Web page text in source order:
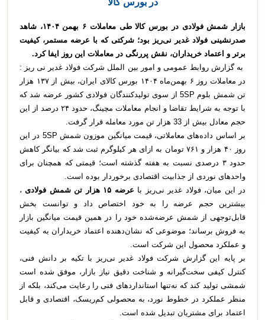
در بورس کالا
بازار شمش فولادی در بورس کالا طی معاملات ۶ بهمن ۱۴۰۴، شاهد
صدرنشینی فولاد غدیر نی‌ریز بود؛ شرکتی که با عرضه مستمر، کیفیت
برتر و اعتماد خریداران، نقش پررنگی در معاملات این روز ایفا کرد.
به گزارش روابط عمومی و امور بین الملل شرکت فولاد غدیر نی ریز :
در معاملات روز ۶ بهمن‌ماه ۱۴۰۴ بورس کالای ایران، بیش از ۱۳۷ هزار
تن شمش بلوم 5SP از سوی تولیدکنندگان فولادی کشور عرضه شد که
با توجه به شرایط تقاضا و انجام معاملات مچینگ، حدود ۲۴ درصد از این
حجم معادل بیش از 33 هزار تن مورد معامله قرار گرفت.
بر اساس داده‌های معاملاتی، قیمت میانگین موزون شمش 5SP در این
روز ۴۰ هزار و ۷۶۱ تومان به ازای هر کیلوگرم ثبت شد که بیانگر کاهش
حدود ۳ درصدی نسبت به هفته گذشته است؛ قیمتی که همچنان برای
واحدهای نوردی از جذابیت اقتصادی برخوردار بوده است.
در این میان، فولاد غدیر نی‌ریز با عرضه ۱۵ هزار تن شمش فولادی
،
بیشترین حجم عرضه را به خود اختصاص داد و توانست بخش
قابل‌توجهی از شمش عرضه‌شده خود را در همین قیمت میانگین بازار
به فروش برساند؛ موضوعی که نشان‌دهنده اعتماد خریداران به کیفیت
و عملکرد محصول این شرکت است.
بر پایه این گزارش شرکت فولاد غدیر نی‌ریز با تکیه بر دانش فنی،
کنترل کیفی سخت‌گیرانه و شناخت دقیق نیاز بازار، موفق شده است
شمشی تولید کند که نه‌تنها استانداردهای فنی را رعایت می‌کند، بلکه از
منظر عملکرد در خطوط نورد، به محصولی کم‌ریسک، اقتصادی و قابل
اعتماد برای مشتریان تبدیل شده است.